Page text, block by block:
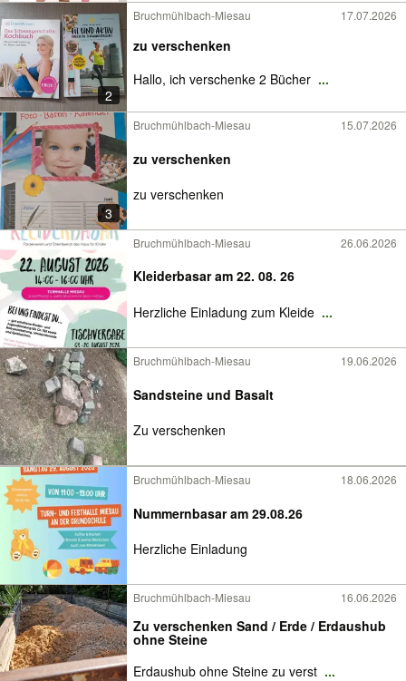
2
Bruchmühlbach-Miesau 17.07.2026
zu verschenken
Hallo, ich verschenke 2 Bücher ...
3
Bruchmühlbach-Miesau 15.07.2026
zu verschenken
zu verschenken
Bruchmühlbach-Miesau 26.06.2026
Kleiderbasar am 22. 08. 26
Herzliche Einladung zum Kleide ...
Bruchmühlbach-Miesau 19.06.2026
Sandsteine und Basalt
Zu verschenken
Bruchmühlbach-Miesau 18.06.2026
Nummernbasar am 29.08.26
Herzliche Einladung
Bruchmühlbach-Miesau 16.06.2026
Zu verschenken Sand / Erde / Erdaushub
ohne Steine
Erdaushub ohne Steine zu verst ...